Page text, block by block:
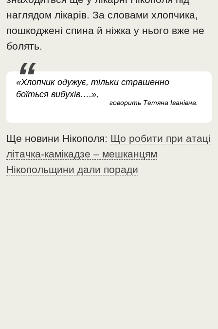
наглядом лікарів. За словами хлопчика,
пошкоджені спина й ніжка у нього вже не
болять.
«Хлопчик одужує, тільки страшенно
боїться вибухів….»,
говорить Тетяна Іванівна.
Ще новини Нікополя: Що робити при атаці
літачка-камікадзе – мешканцям
Нікопольщини дали поради